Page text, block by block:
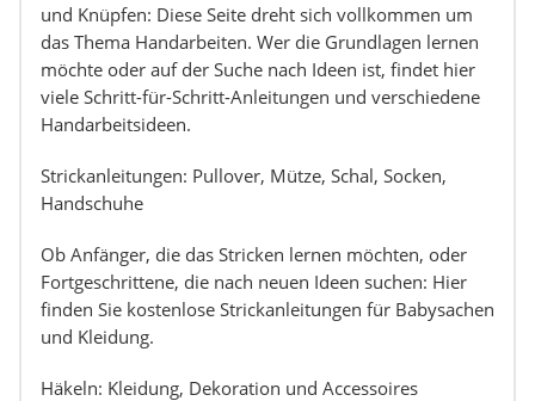
und Knüpfen: Diese Seite dreht sich vollkommen um
das Thema Handarbeiten. Wer die Grundlagen lernen
möchte oder auf der Suche nach Ideen ist, findet hier
viele Schritt-für-Schritt-Anleitungen und verschiedene
Handarbeitsideen.
Strickanleitungen: Pullover, Mütze, Schal, Socken,
Handschuhe
Ob Anfänger, die das Stricken lernen möchten, oder
Fortgeschrittene, die nach neuen Ideen suchen: Hier
finden Sie kostenlose Strickanleitungen für Babysachen
und Kleidung.
Häkeln: Kleidung, Dekoration und Accessoires